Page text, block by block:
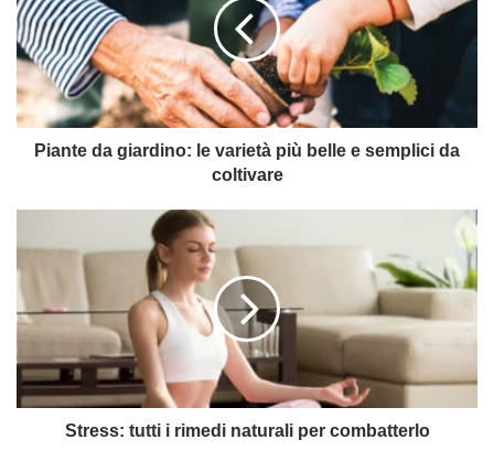
le
varietà
più
belle
e
semplici
Piante da giardino: le varietà più belle e semplici da
coltivare
tutti
i
rimedi
naturali
per
combatterlo
Stress: tutti i rimedi naturali per combatterlo